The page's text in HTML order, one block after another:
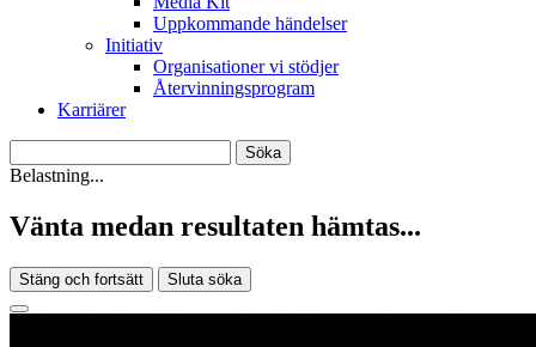
Uppkommande händelser
Initiativ
Organisationer vi stödjer
Återvinningsprogram
Karriärer
Belastning...
Vänta medan resultaten hämtas...
Stäng och fortsätt Sluta söka